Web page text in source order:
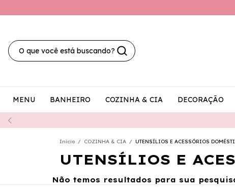
MENU BANHEIRO COZINHA & CIA DECORAÇÃO
Início / COZINHA & CIA / UTENSÍLIOS E ACESSÓRIOS
UTENSÍLIOS E
Não temos resultados para sua